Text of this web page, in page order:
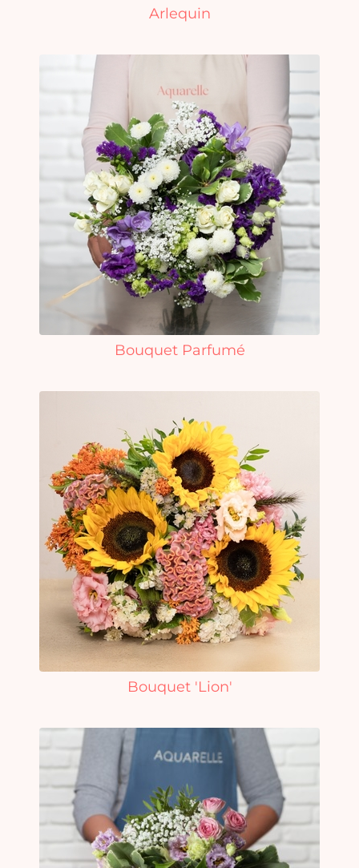
Arlequin
Bouquet Parfumé
Bouquet 'Lion'